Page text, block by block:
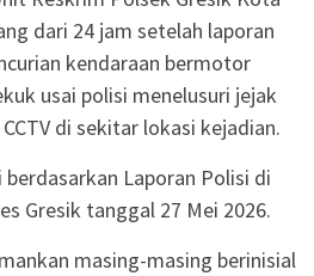
dari 24 jam setelah laporan
kendaraan bermotor
usai polisi menelusuri jejak
di sekitar lokasi kejadian.
Laporan Polisi di
Gresik tanggal 27 Mei 2026.
masing-masing berinisial